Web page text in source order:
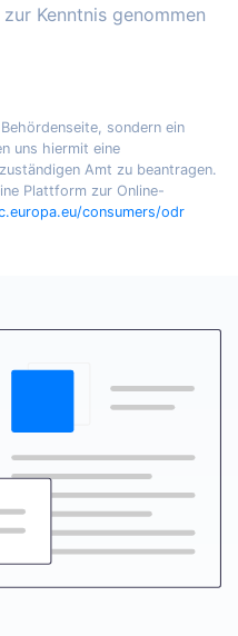
zur Kenntnis genommen
sondern ein
uns hiermit eine
Amt zu beantragen.
Plattform zur Online-
consumers/odr